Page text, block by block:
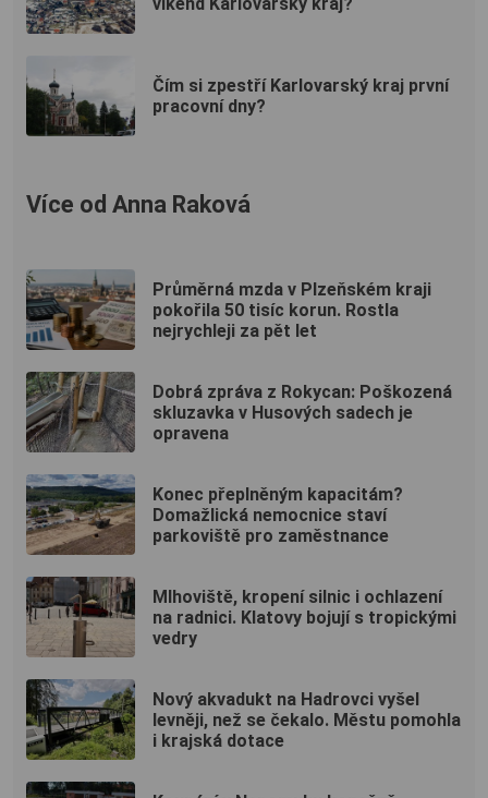
víkend Karlovarský kraj?
Čím si zpestří Karlovarský kraj první
pracovní dny?
Více od Anna Raková
Průměrná mzda v Plzeňském kraji
pokořila 50 tisíc korun. Rostla
nejrychleji za pět let
Dobrá zpráva z Rokycan: Poškozená
skluzavka v Husových sadech je
opravena
Konec přeplněným kapacitám?
Domažlická nemocnice staví
parkoviště pro zaměstnance
Mlhoviště, kropení silnic i ochlazení
na radnici. Klatovy bojují s tropickými
vedry
Nový akvadukt na Hadrovci vyšel
levněji, než se čekalo. Městu pomohla
i krajská dotace